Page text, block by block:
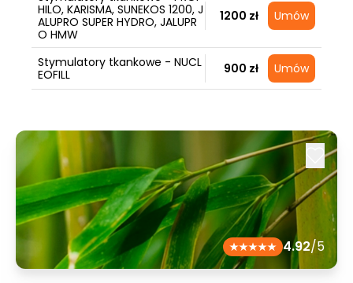
HILO, KARISMA, SUNEKOS 1200, J
ALUPRO SUPER HYDRO, JALUPR
O HMW
1200 zł Umów
Stymulatory tkankowe - NUCL
EOFILL
900 zł Umów
4.92/5